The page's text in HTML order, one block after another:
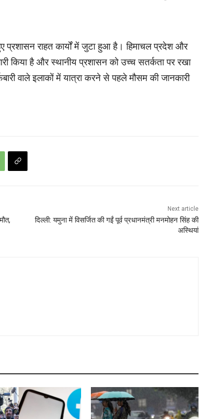
प्रशासन राहत कार्यों में जुटा हुआ है। हिमाचल प्रदेश और
किया है और स्थानीय प्रशासन को उच्च सतर्कता पर रखा
वाले इलाकों में यात्रा करने से पहले मौसम की जानकारी
Next article
दिल्ली: यमुना में विसर्जित की गईं पूर्व प्रधानमंत्री मनमोहन सिंह की
अस्थियां